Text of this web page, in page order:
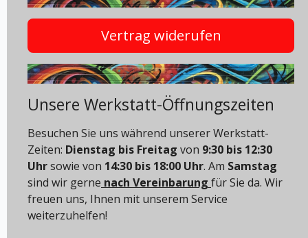
Vertrag widerufen
Unsere Werkstatt-Öffnungszeiten
Besuchen Sie uns während unserer Werkstatt-
Zeiten: Dienstag bis Freitag von 9:30 bis 12:30
Uhrsowie von 14:30 bis 18:00 Uhr. Am Samstag
sind wir gerne nach Vereinbarung für Sie da. Wir
freuen uns, Ihnen mit unserem Service
weiterzuhelfen!